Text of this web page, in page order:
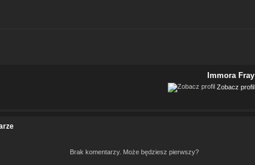
Immora Fray
Zobacz profil
Brak komentarzy. Może będziesz pierwszy?